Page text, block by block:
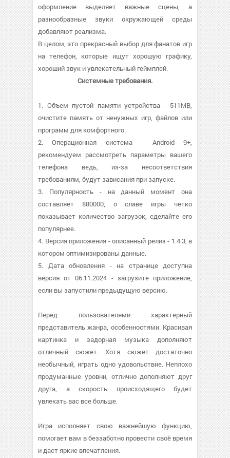
оформление выделяет важные сцены, а
разнообразные звуки окружающей среды
добавляют реализма.
В целом, это прекрасный выбор для фанатов игр
на телефон, которые ищут хорошую графику,
хороший звук и увлекательный геймплей.
Системные требования.
1. Объем пустой памяти устройства - 511MB,
очистите память от ненужных игр, файлов или
программ для комфортного.
2. Операционная система - Android 9+,
рекомендуем рассмотреть параметры вашего
телефона ведь, из-за несоответствия
требованиям, будут зависания при запуске.
3. Популярность - на данный момент она
составляет 880000, о cлаве игры четко
показывает количество загрузок, сделайте его
популярнее.
4. Версия приложения - описанный релиз - 1.4.3, в
котором оптимизированы данные.
5. Дата обновления - на странице доступна
версия от 06.11.2024 - загрузите приложение,
если вы запустили предыдущую версию.
Перед пользователями характерный
представитель жанра, особенностями. Красивая
картинка и задорная музыка дополняют
отличный сюжет. Хотя сюжет достаточно
необычный, играть одно удовольствие. Неплохо
продуманные уровни, отлично дополняют друг
друга, а скорость происходящего будет
увлекать вас все больше.
Игра исполняет свою важнейшую функцию,
помогает вам в беззаботно провести своё время
и даст яркие впечатления.